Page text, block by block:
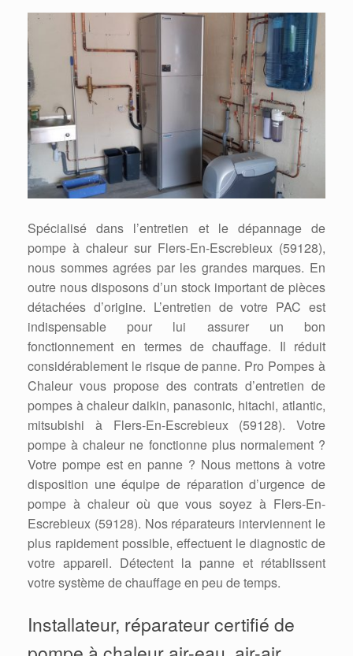
Spécialisé dans l’entretien et le dépannage de
pompe à chaleur sur Flers-En-Escrebieux (59128),
nous sommes agrées par les grandes marques. En
outre nous disposons d’un stock important de pièces
détachées d’origine. L’entretien de votre PAC est
indispensable pour lui assurer un bon
fonctionnement en termes de chauffage. Il réduit
considérablement le risque de panne. Pro Pompes à
Chaleur vous propose des contrats d’entretien de
pompes à chaleur daikin, panasonic, hitachi, atlantic,
mitsubishi à Flers-En-Escrebieux (59128). Votre
pompe à chaleur ne fonctionne plus normalement ?
Votre pompe est en panne ? Nous mettons à votre
disposition une équipe de réparation d’urgence de
pompe à chaleur où que vous soyez à Flers-En-
Escrebieux (59128). Nos réparateurs interviennent le
plus rapidement possible, effectuent le diagnostic de
votre appareil. Détectent la panne et rétablissent
votre système de chauffage en peu de temps.
Installateur, réparateur certifié de